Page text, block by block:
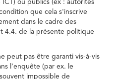
ICT) ou publics (ex : autorités
que cela s'inscrive
dans le cadre des
4.4. de la présente politique
peut pas être garanti vis-à-vis
l’enquête (par ex. le
impossible de